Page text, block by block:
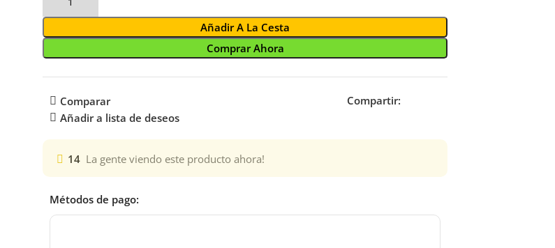
Añadir A La Cesta
Comprar Ahora
Comparar
Añadir a lista de deseos
Compartir:
14 La gente viendo este producto ahora!
Métodos de pago: